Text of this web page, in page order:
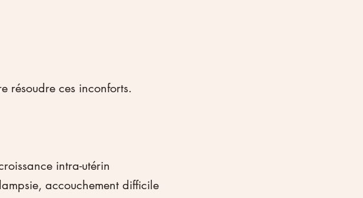
résoudre ces inconforts.
intra-utérin
accouchement difficile